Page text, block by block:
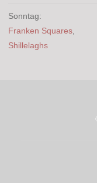
Sonntag:
Franken Squares
Shillelaghs